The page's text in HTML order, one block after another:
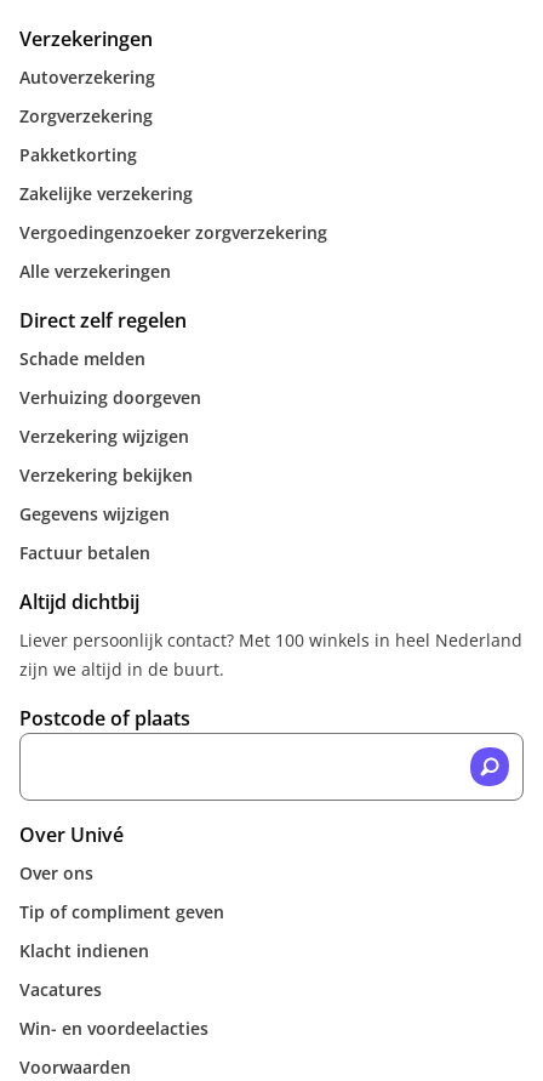
Verzekeringen
Autoverzekering
Zorgverzekering
Pakketkorting
Zakelijke verzekering
Vergoedingenzoeker zorgverzekering
Alle verzekeringen
Direct zelf regelen
Schade melden
Verhuizing doorgeven
Verzekering wijzigen
Verzekering bekijken
Gegevens wijzigen
Factuur betalen
Altijd dichtbij
Liever persoonlijk contact? Met 100 winkels in heel Nederland
zijn we altijd in de buurt.
Postcode of plaats
Over Univé
Over ons
Tip of compliment geven
Klacht indienen
Vacatures
Win- en voordeelacties
Voorwaarden